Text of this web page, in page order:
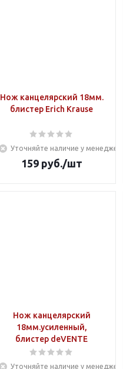
Нож канцелярский 18мм.
блистер Erich Krause
Уточняйте наличие у менеджера
159руб./шт
Нож канцелярский
18мм.усиленный,
блистер deVENTE
Уточняйте наличие у менеджера